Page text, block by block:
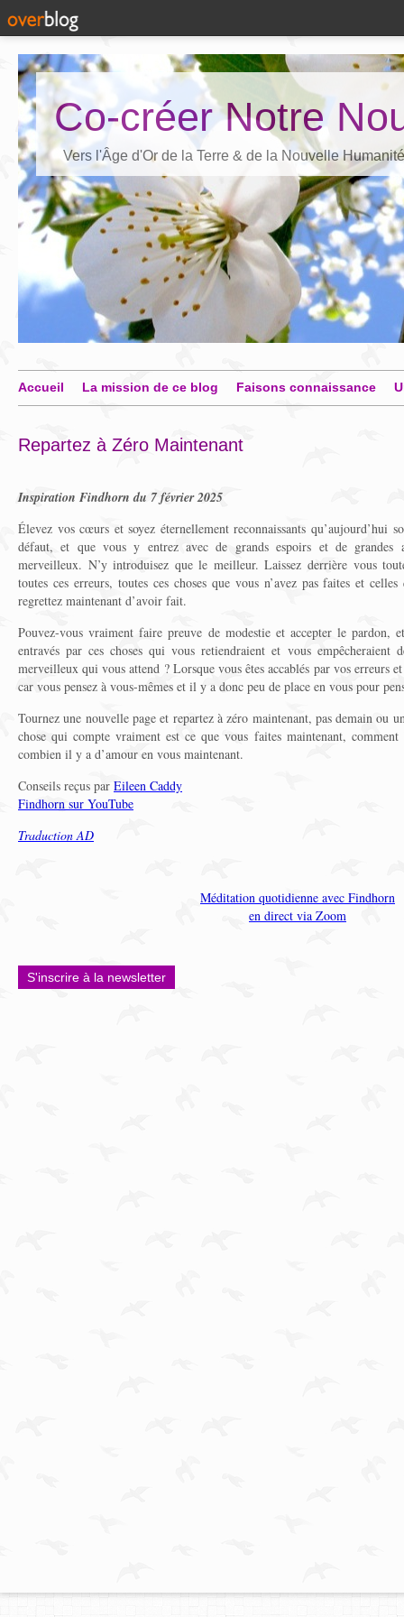
Co-créer Notre
Vers l'Âge d'Or de la Terre & de la Nouvelle Humanité
Accueil La mission de ce blog Faisons connaissance
Repartez à Zéro Maintenant
Inspiration Findhorn du 7 février 2025
Élevez vos cœurs et soyez éternellement reconnaissants qu’aujourd’hui
défaut, et que vous y entrez avec de grands espoirs et de
merveilleux. N’y introduisez que le meilleur. Laissez derrière vous
toutes ces erreurs, toutes ces choses que vous n’avez pas faites et
regrettez maintenant d’avoir fait.
Pouvez-vous vraiment faire preuve de modestie et accepter le pardon,
entravés par ces choses qui vous retiendraient et vous
merveilleux qui vous attend ? Lorsque vous êtes accablés par vos erreurs et
car vous pensez à vous-mêmes et il y a donc peu de place en vous pour
Tournez une nouvelle page et repartez à zéro maintenant, pas demain ou
chose qui compte vraiment est ce que vous faites maintenant,
combien il y a d’amour en vous maintenant.
Conseils reçus par Eileen Caddy
Findhorn sur YouTube
Traduction AD
Méditation quotidienne avec Findhorn
en direct via Zoom
S'inscrire à la newsletter